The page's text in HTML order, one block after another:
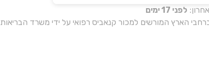
לפני 17 ימים
הארץ המורשים למכור קנאביס רפואי על ידי משרד הבריאות